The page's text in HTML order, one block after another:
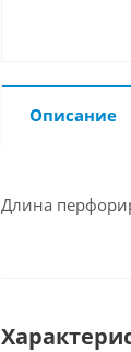
Описание
Длина